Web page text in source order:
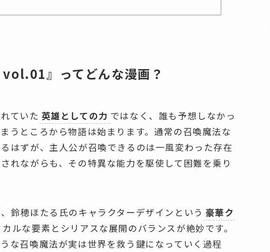
vol.01』ってどんな漫画？
ていた 英雄としての力 ではなく、誰も予想しなかっ
うところから物語は始まります。通常の召喚魔法な
はずが、主人公が召喚できるのは一風変わった存在
れながらも、その特異な能力を駆使して困難を乗り
鈴穂ほたる氏のキャラクターデザインという 豪華ク
ルな要素とシリアスな展開のバランスが絶妙です。
な召喚魔法が実は世界を救う鍵になっていく過程